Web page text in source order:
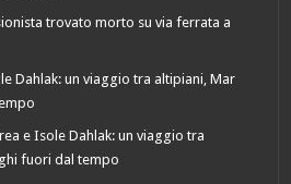
trovato morto su via ferrata a
Dahlak: un viaggio tra altipiani, Mar
e Isole Dahlak: un viaggio tra
fuori dal tempo